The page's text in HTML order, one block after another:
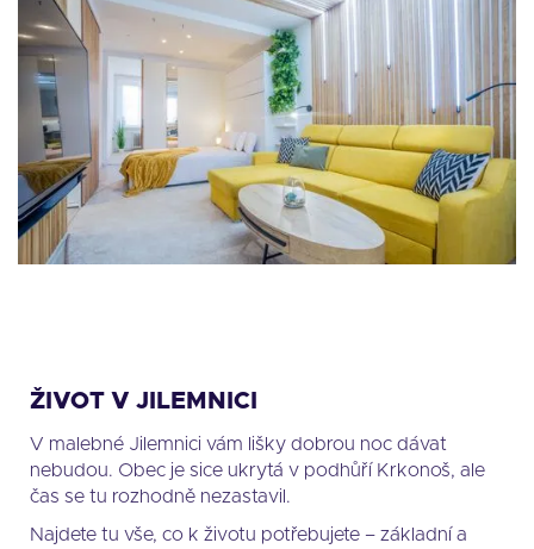
ŽIVOT V JILEMNICI
V malebné Jilemnici vám lišky dobrou noc dávat
nebudou. Obec je sice ukrytá v podhůří Krkonoš, ale
čas se tu rozhodně nezastavil.
Najdete tu vše, co k životu potřebujete – základní a